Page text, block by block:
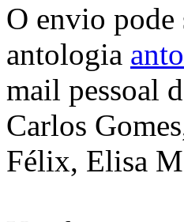
O envio pode
antologia
mail pessoal
Carlos
Félix, Elisa